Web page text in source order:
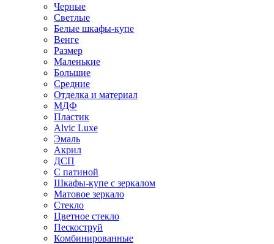
Черные
Светлые
Белые шкафы-купе
Венге
Размер
Маленькие
Большие
Средние
Отделка и материал
МДФ
Пластик
Alvic Luxe
Эмаль
Акрил
ДСП
С патиной
Шкафы-купе с зеркалом
Матовое зеркало
Стекло
Цветное стекло
Пескоструй
Комбинированные